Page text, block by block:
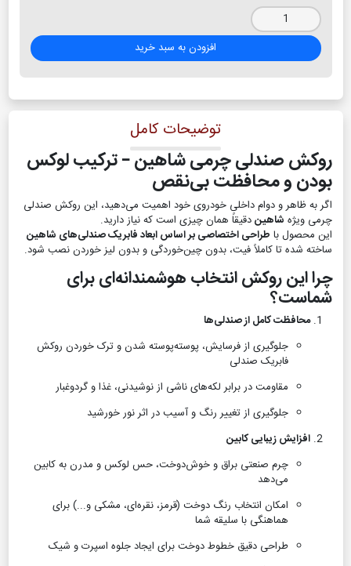
افزودن به سبد خرید
توضیحات کامل
روکش صندلی چرمی شاهین – ترکیب لوکس
بودن و محافظت بی‌نقص
اگر به ظاهر و دوام داخلی خودروی خود اهمیت می‌دهید، این روکش صندلی
چرمی ویژه شاهیندقیقاً همان چیزی است که نیاز دارید.
این محصول با طراحی اختصاصی بر اساس ابعاد فابریک صندلی‌های شاهین
ساخته شده تا کاملاً فیت، بدون چین‌خوردگی و بدون لیز خوردن نصب شود.
چرا این روکش انتخاب هوشمندانه‌ای برای
شماست؟
محافظت کامل از صندلی‌ها
جلوگیری از فرسایش، پوسته‌پوسته شدن و ترک خوردن روکش
فابریک صندلی
مقاومت در برابر لکه‌های ناشی از نوشیدنی، غذا و گردوغبار
جلوگیری از تغییر رنگ و آسیب در اثر نور خورشید
افزایش زیبایی کابین
چرم صنعتی براق و خوش‌دوخت، حس لوکس و مدرن به کابین
می‌دهد
امکان انتخاب رنگ دوخت (قرمز، نقره‌ای، مشکی و...) برای
هماهنگی با سلیقه شما
طراحی دقیق خطوط دوخت برای ایجاد جلوه اسپرت و شیک